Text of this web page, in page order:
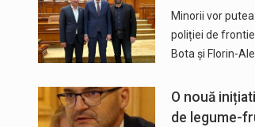
Minorii vor
poliției de
Bota și Florin-
O nouă
de legume-